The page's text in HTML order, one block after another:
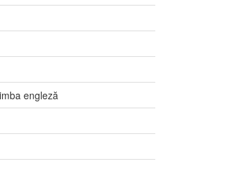
engleză